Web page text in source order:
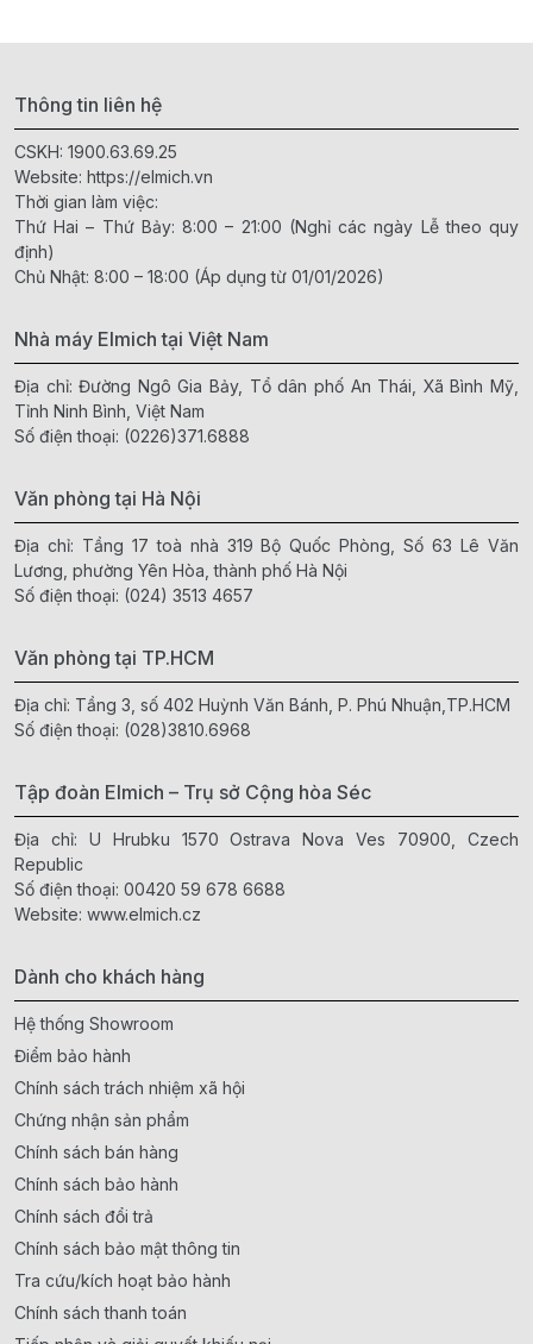
Thông tin liên hệ
CSKH: 1900.63.69.25
Website: https://elmich.vn
Thời gian làm việc:
Thứ Hai – Thứ Bảy: 8:00 – 21:00 (Nghỉ các ngày Lễ theo quy
định)
Chủ Nhật: 8:00 – 18:00 (Áp dụng từ 01/01/2026)
Nhà máy Elmich tại Việt Nam
Địa chỉ: Đường Ngô Gia Bảy, Tổ dân phố An Thái, Xã Bình Mỹ,
Tỉnh Ninh Bình, Việt Nam
Số điện thoại: (0226)371.6888
Văn phòng tại Hà Nội
Địa chỉ: Tầng 17 toà nhà 319 Bộ Quốc Phòng, Số 63 Lê Văn
Lương, phường Yên Hòa, thành phố Hà Nội
Số điện thoại: (024) 3513 4657
Văn phòng tại TP.HCM
Địa chỉ: Tầng 3, số 402 Huỳnh Văn Bánh, P. Phú Nhuận,TP.HCM
Số điện thoại: (028)3810.6968
Tập đoàn Elmich – Trụ sở Cộng hòa Séc
Địa chỉ: U Hrubku 1570 Ostrava Nova Ves 70900, Czech
Republic
Số điện thoại: 00420 59 678 6688
Website: www.elmich.cz
Dành cho khách hàng
Hệ thống Showroom
Điểm bảo hành
Chính sách trách nhiệm xã hội
Chứng nhận sản phẩm
Chính sách bán hàng
Chính sách bảo hành
Chính sách đổi trả
Chính sách bảo mật thông tin
Tra cứu/kích hoạt bảo hành
Chính sách thanh toán